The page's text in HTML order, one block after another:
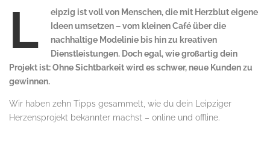
L
eipzig ist voll von Menschen, die mit Herzblut eigene
Ideen umsetzen – vom kleinen Café über die
nachhaltige Modelinie bis hin zu kreativen
Dienstleistungen. Doch egal, wie großartig dein
Projekt ist: Ohne Sichtbarkeit wird es schwer, neue Kunden zu
gewinnen.
Wir haben zehn Tipps gesammelt, wie du dein Leipziger
Herzensprojekt bekannter machst – online und offline.